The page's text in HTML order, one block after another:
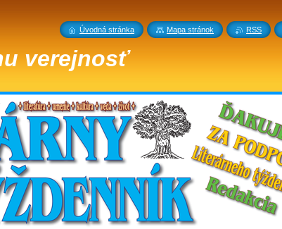
verejnosť
Úvodná stránka Mapa stránok RSS